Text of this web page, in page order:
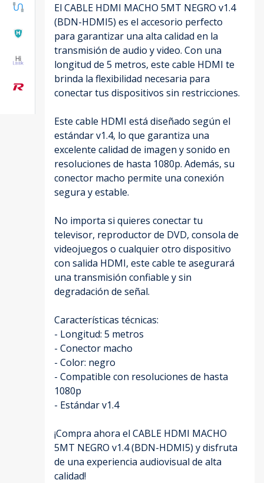
El CABLE HDMI MACHO 5MT NEGRO v1.4
(BDN-HDMI5) es el accesorio perfecto
para garantizar una alta calidad en la
transmisión de audio y video. Con una
longitud de 5 metros, este cable HDMI te
brinda la flexibilidad necesaria para
conectar tus dispositivos sin restricciones.
Este cable HDMI está diseñado según el
estándar v1.4, lo que garantiza una
excelente calidad de imagen y sonido en
resoluciones de hasta 1080p. Además, su
conector macho permite una conexión
segura y estable.
No importa si quieres conectar tu
televisor, reproductor de DVD, consola de
videojuegos o cualquier otro dispositivo
con salida HDMI, este cable te asegurará
una transmisión confiable y sin
degradación de señal.
Características técnicas:
- Longitud: 5 metros
- Conector macho
- Color: negro
- Compatible con resoluciones de hasta
1080p
- Estándar v1.4
¡Compra ahora el CABLE HDMI MACHO
5MT NEGRO v1.4 (BDN-HDMI5) y disfruta
de una experiencia audiovisual de alta
calidad!